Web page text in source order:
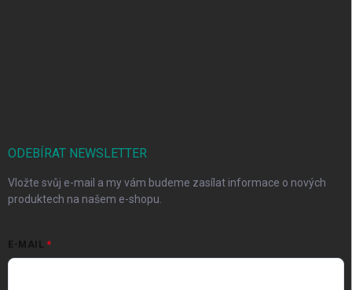
ODEBÍRAT NEWSLETTER
Vložte svůj e-mail a my vám budeme zasílat informace o nových
produktech na našem e-shopu.
E-MAIL